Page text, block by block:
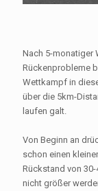
Nach 5-monatiger
Rückenprobleme
Wettkampf in
über die 5km-
laufen galt.
Von Beginn an
schon einen
Rückstand von
nicht größer